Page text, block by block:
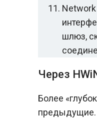
шлюз,
Через
Более
предыдущие.